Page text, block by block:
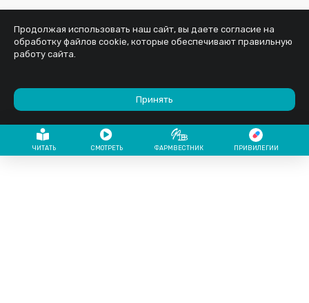
Продолжая использовать наш сайт, вы даете согласие на
обработку файлов cookie, которые обеспечивают правильную
работу сайта.
Принять
ЧИТАТЬ СМОТРЕТЬ ФАРМВЕСТНИК ПРИВИЛЕГИИ